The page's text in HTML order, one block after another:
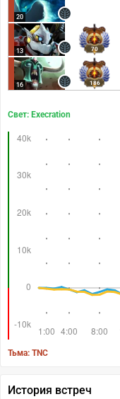
20
13 70
16 186
Свет: Execration
Тьма: TNC
История встреч